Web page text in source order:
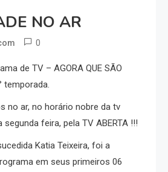
NO AR
0
de TV – AGORA QUE SÃO
temporada.
no ar, no horário nobre da tv
feira, pela TV ABERTA !!!
Katia Teixeira, foi a
em seus primeiros 06